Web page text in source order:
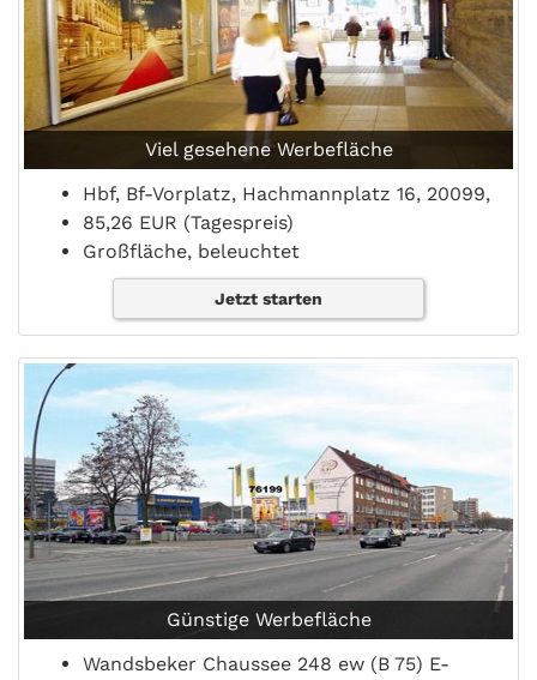
Viel gesehene Werbefläche
Hbf, Bf-Vorplatz, Hachmannplatz 16, 20099,
85,26 EUR (Tagespreis)
Großfläche, beleuchtet
Jetzt starten
Günstige Werbefläche
Wandsbeker Chaussee 248 ew (B 75) E-